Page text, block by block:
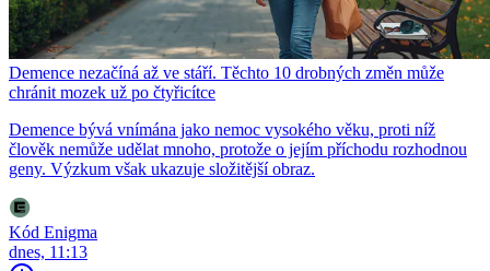
Demence nezačíná až ve stáří. Těchto 10 drobných změn může
chránit mozek už po čtyřicítce
Demence bývá vnímána jako nemoc vysokého věku, proti níž
člověk nemůže udělat mnoho, protože o jejím příchodu rozhodnou
geny. Výzkum však ukazuje složitější obraz.
Kód Enigma
dnes, 11:13